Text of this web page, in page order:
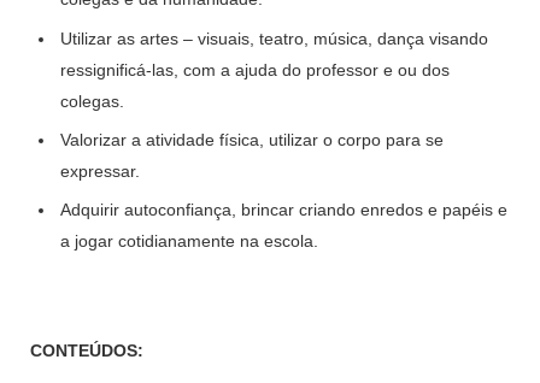
Utilizar as artes – visuais, teatro, música, dança visando
ressignificá-las, com a ajuda do professor e ou dos
colegas.
Valorizar a atividade física, utilizar o corpo para se
expressar.
Adquirir autoconfiança, brincar criando enredos e papéis e
a jogar cotidianamente na escola.
CONTEÚDOS: